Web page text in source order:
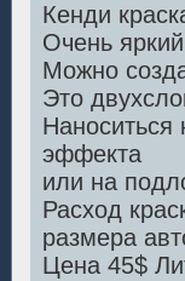
Кенди
Очень
Можно
Это
Наноситься
эффекта
или на
Расход
размера
Цена 45$